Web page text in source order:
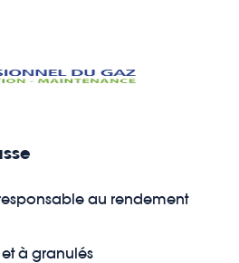
au rendement
à granulés